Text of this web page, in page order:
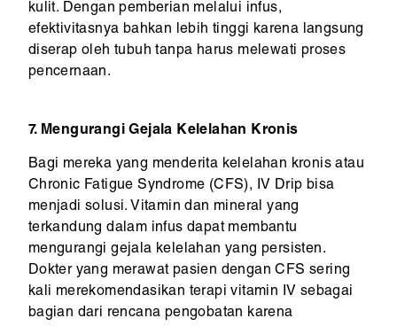
kulit. Dengan pemberian melalui infus,
efektivitasnya bahkan lebih tinggi karena langsung
diserap oleh tubuh tanpa harus melewati proses
pencernaan.
7. Mengurangi Gejala Kelelahan Kronis
Bagi mereka yang menderita kelelahan kronis atau
Chronic Fatigue Syndrome (CFS), IV Drip bisa
menjadi solusi. Vitamin dan mineral yang
terkandung dalam infus dapat membantu
mengurangi gejala kelelahan yang persisten.
Dokter yang merawat pasien dengan CFS sering
kali merekomendasikan terapi vitamin IV sebagai
bagian dari rencana pengobatan karena